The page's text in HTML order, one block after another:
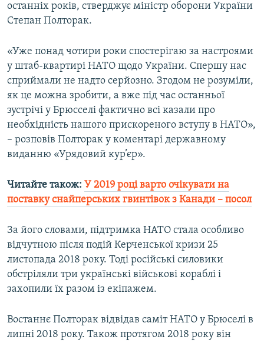
Усі сайти RFE/RL
останніх років, стверджує міністр оборони України
Степан Полторак.
«Уже понад чотири роки спостерігаю за настроями
у штаб-квартирі НАТО щодо України. Спершу нас
сприймали не надто серйозно. Згодом не розуміли,
як це можна зробити, а вже під час останньої
зустрічі у Брюсселі фактично всі казали про
необхідність нашого прискореного вступу в НАТО»,
– розповів Полторак у коментарі державному
виданню «Урядовий кур’єр».
Читайте також: У 2019 році варто очікувати на
поставку снайперських гвинтівок з Канади – посол​
За його словами, підтримка НАТО стала особливо
відчутною після подій Керченської кризи 25
листопада 2018 року. Тоді російські силовики
обстріляли три українські військові кораблі і
захопили їх разом із екіпажем.
Востаннє Полторак відвідав саміт НАТО у Брюселі в
липні 2018 року. Також протягом 2018 року він